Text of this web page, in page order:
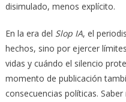
disimulado, menos explícito.
En la era del Slop IA, el
hechos, sino por ejercer
vidas y cuándo el silencio
momento de publicación
consecuencias políticas.